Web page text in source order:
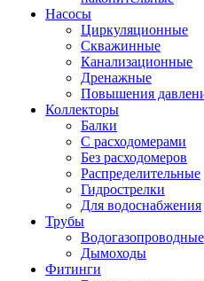
Насосы
Циркуляционные
Скважинные
Канализационные
Дренажные
Повышения
Коллекторы
Балки
С расходомерами
Без расходомеров
Распределительные
Гидрострелки
Для водоснабжения
Трубы
Водогазопроводные
Дымоходы
Фитинги